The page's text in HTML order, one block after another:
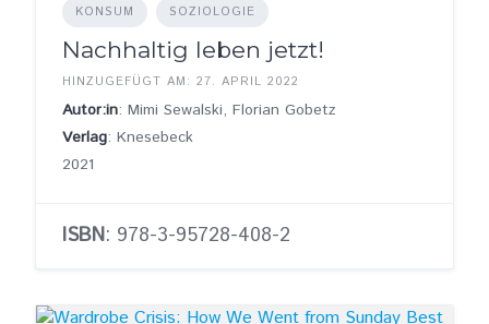
KONSUM SOZIOLOGIE
Nachhaltig leben jetzt!
HINZUGEFÜGT AM: 27. APRIL 2022
Autor:in: Mimi Sewalski, Florian Gobetz
Verlag: Knesebeck
2021
ISBN: 978-3-95728-408-2